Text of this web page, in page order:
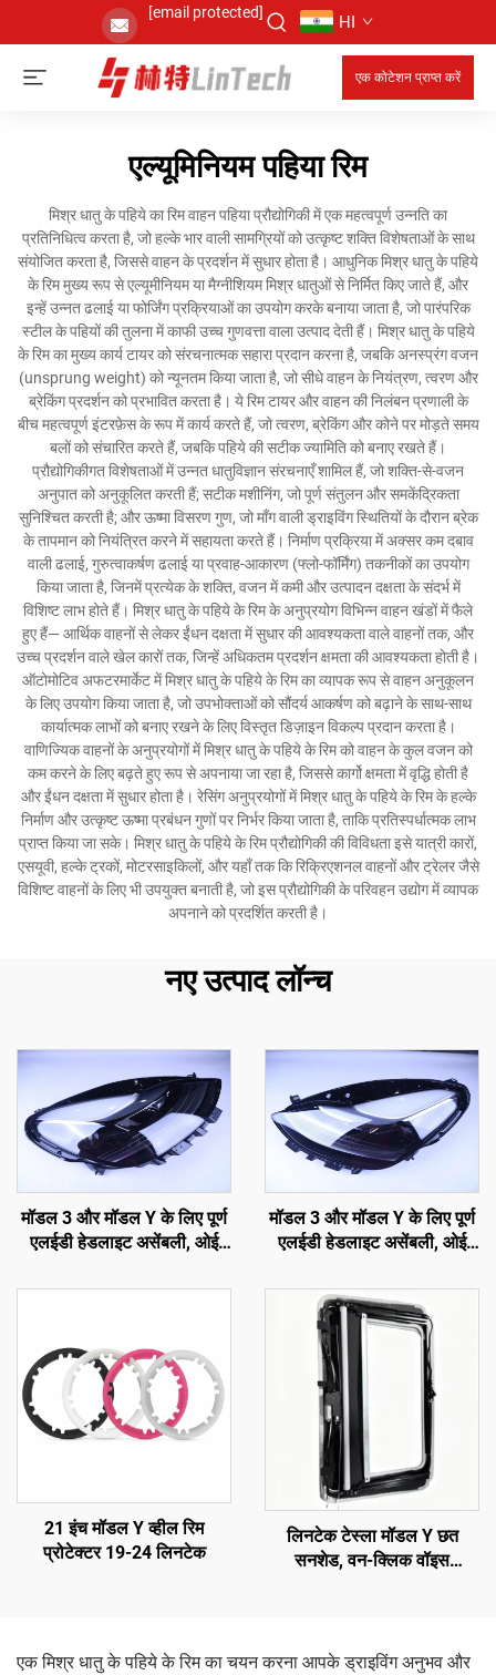
[email protected] HI
एक कोटेशन प्राप्त करें
एल्यूमिनियम पहिया रिम
मिश्र धातु के पहिये का रिम वाहन पहिया प्रौद्योगिकी में एक महत्वपूर्ण उन्नति का
प्रतिनिधित्व करता है, जो हल्के भार वाली सामग्रियों को उत्कृष्ट शक्ति विशेषताओं के साथ
संयोजित करता है, जिससे वाहन के प्रदर्शन में सुधार होता है। आधुनिक मिश्र धातु के पहिये
के रिम मुख्य रूप से एल्यूमीनियम या मैग्नीशियम मिश्र धातुओं से निर्मित किए जाते हैं, और
इन्हें उन्नत ढलाई या फोर्जिंग प्रक्रियाओं का उपयोग करके बनाया जाता है, जो पारंपरिक
स्टील के पहियों की तुलना में काफी उच्च गुणवत्ता वाला उत्पाद देती हैं। मिश्र धातु के पहिये
के रिम का मुख्य कार्य टायर को संरचनात्मक सहारा प्रदान करना है, जबकि अनस्प्रंग वजन
(unsprung weight) को न्यूनतम किया जाता है, जो सीधे वाहन के नियंत्रण, त्वरण और
ब्रेकिंग प्रदर्शन को प्रभावित करता है। ये रिम टायर और वाहन की निलंबन प्रणाली के
बीच महत्वपूर्ण इंटरफ़ेस के रूप में कार्य करते हैं, जो त्वरण, ब्रेकिंग और कोने पर मोड़ते समय
बलों को संचारित करते हैं, जबकि पहिये की सटीक ज्यामिति को बनाए रखते हैं।
प्रौद्योगिकीगत विशेषताओं में उन्नत धातुविज्ञान संरचनाएँ शामिल हैं, जो शक्ति-से-वजन
अनुपात को अनुकूलित करती हैं; सटीक मशीनिंग, जो पूर्ण संतुलन और समकेंद्रिकता
सुनिश्चित करती है; और ऊष्मा विसरण गुण, जो माँग वाली ड्राइविंग स्थितियों के दौरान ब्रेक
के तापमान को नियंत्रित करने में सहायता करते हैं। निर्माण प्रक्रिया में अक्सर कम दबाव
वाली ढलाई, गुरुत्वाकर्षण ढलाई या प्रवाह-आकारण (फ्लो-फॉर्मिंग) तकनीकों का उपयोग
किया जाता है, जिनमें प्रत्येक के शक्ति, वजन में कमी और उत्पादन दक्षता के संदर्भ में
विशिष्ट लाभ होते हैं। मिश्र धातु के पहिये के रिम के अनुप्रयोग विभिन्न वाहन खंडों में फैले
हुए हैं— आर्थिक वाहनों से लेकर ईंधन दक्षता में सुधार की आवश्यकता वाले वाहनों तक, और
उच्च प्रदर्शन वाले खेल कारों तक, जिन्हें अधिकतम प्रदर्शन क्षमता की आवश्यकता होती है।
ऑटोमोटिव अफटरमार्केट में मिश्र धातु के पहिये के रिम का व्यापक रूप से वाहन अनुकूलन
के लिए उपयोग किया जाता है, जो उपभोक्ताओं को सौंदर्य आकर्षण को बढ़ाने के साथ-साथ
कार्यात्मक लाभों को बनाए रखने के लिए विस्तृत डिज़ाइन विकल्प प्रदान करता है।
वाणिज्यिक वाहनों के अनुप्रयोगों में मिश्र धातु के पहिये के रिम को वाहन के कुल वजन को
कम करने के लिए बढ़ते हुए रूप से अपनाया जा रहा है, जिससे कार्गो क्षमता में वृद्धि होती है
और ईंधन दक्षता में सुधार होता है। रेसिंग अनुप्रयोगों में मिश्र धातु के पहिये के रिम के हल्के
निर्माण और उत्कृष्ट ऊष्मा प्रबंधन गुणों पर निर्भर किया जाता है, ताकि प्रतिस्पर्धात्मक लाभ
प्राप्त किया जा सके। मिश्र धातु के पहिये के रिम प्रौद्योगिकी की विविधता इसे यात्री कारों,
एसयूवी, हल्के ट्रकों, मोटरसाइकिलों, और यहाँ तक कि रिक्रिएशनल वाहनों और ट्रेलर जैसे
विशिष्ट वाहनों के लिए भी उपयुक्त बनाती है, जो इस प्रौद्योगिकी के परिवहन उद्योग में व्यापक
अपनाने को प्रदर्शित करती है।
नए उत्पाद लॉन्च
मॉडल 3 और मॉडल Y के लिए पूर्ण
एलईडी हेडलाइट असेंबली, ओई
00-E, 1514952-10-E,
मॉडल 3 और मॉडल Y के लिए पूर्ण
एलईडी हेडलाइट असेंबली, ओई
00-E, 1514952-10-E,
ऑटोमोटिव लाइटिंग हेडलैंप
प्रतिस्थापन
21 इंच मॉडल Y व्हील रिम
प्रोटेक्टर 19-24 लिनटेक
लिनटेक टेस्ला मॉडल Y छत
सनशेड, वन-क्लिक वॉइस
एक मिश्र धातु के पहिये के रिम का चयन करना आपके ड्राइविंग अनुभव और